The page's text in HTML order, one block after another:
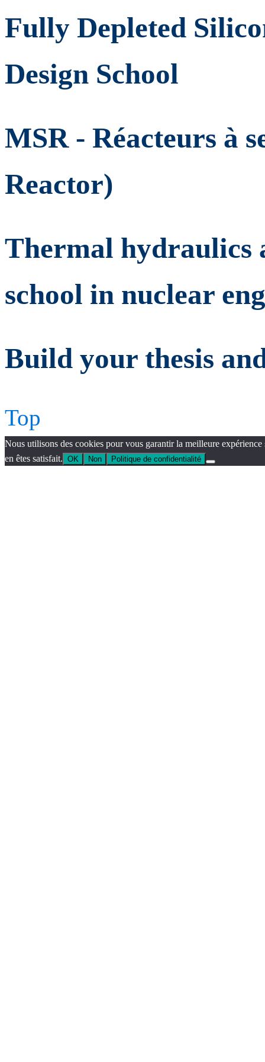
Fully Depleted
Design School
MSR - Réacteurs à
Reactor)
Thermal hydraulics
school in nuclear
Build your thesis
Top
Nous utilisons des cookies pour vous garantir la meilleure
en êtes satisfait. OK Non Politique de confidentialité